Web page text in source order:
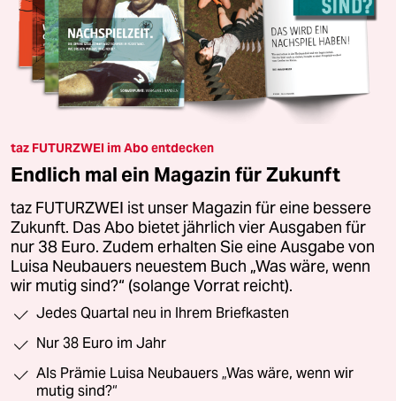
taz FUTURZWEI im Abo entdecken
Endlich mal ein Magazin für Zukunft
taz FUTURZWEI ist unser Magazin für eine bessere
Zukunft. Das Abo bietet jährlich vier Ausgaben für
nur 38 Euro. Zudem erhalten Sie eine Ausgabe von
Luisa Neubauers neuestem Buch „Was wäre, wenn
wir mutig sind?“ (solange Vorrat reicht).
Jedes Quartal neu in Ihrem Briefkasten
Nur 38 Euro im Jahr
Als Prämie Luisa Neubauers „Was wäre, wenn wir
mutig sind?“